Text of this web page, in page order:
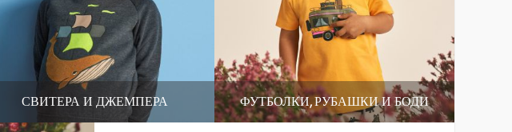
СВИТЕРА И ДЖЕМПЕРА ФУТБОЛКИ, РУБАШКИ И БОДИ